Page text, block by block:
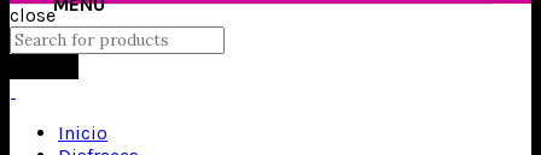
close
Inicio